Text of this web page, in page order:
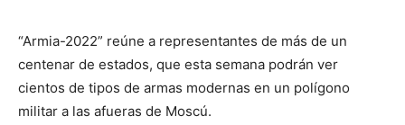
“Armia-2022” reúne a representantes de más de un
centenar de estados, que esta semana podrán ver
cientos de tipos de armas modernas en un polígono
militar a las afueras de Moscú.